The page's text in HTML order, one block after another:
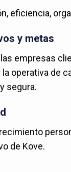
eficiencia,
y metas
empresas
operativa de
segura.
de Kove.